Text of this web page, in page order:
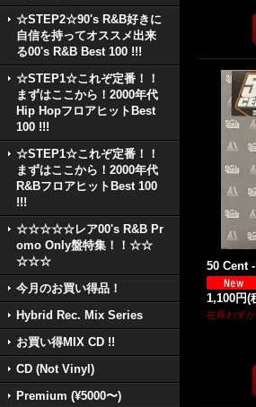
☆STEP2☆90's R&B好きに
自信を持ってオススメ出来
る00's R&B Best 100 !!!
☆STEP1☆これぞ定番！！
まずはここから！2000年代
Hip HopフロアヒットBest
100 !!!
☆STEP1☆これぞ定番！！
まずはここから！2000年代
R&BフロアヒットBest 100
!!!
☆☆☆☆☆レア00's R&B Pr
omo Only盤特集！！☆☆
☆☆☆
今月のお買い得品！
Hybrid Rec. Mix Series
お買い得MIX CD !!
CD (Not Vinyl)
Premium (¥5000〜)
50 Cent
1,100円(
在庫わずか